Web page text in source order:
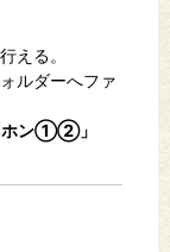
る。
ルダーへファ
ホン①②」